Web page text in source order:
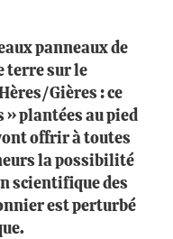
panneaux de
terre sur le
Gières : ce
plantées au pied
offrir à toutes
la possibilité
scientifique des
est perturbé